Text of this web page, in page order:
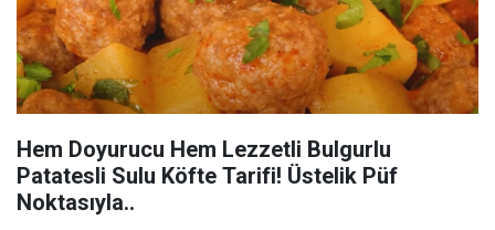
Hem Doyurucu Hem Lezzetli Bulgurlu
Patatesli Sulu Köfte Tarifi! Üstelik Püf
Noktasıyla..